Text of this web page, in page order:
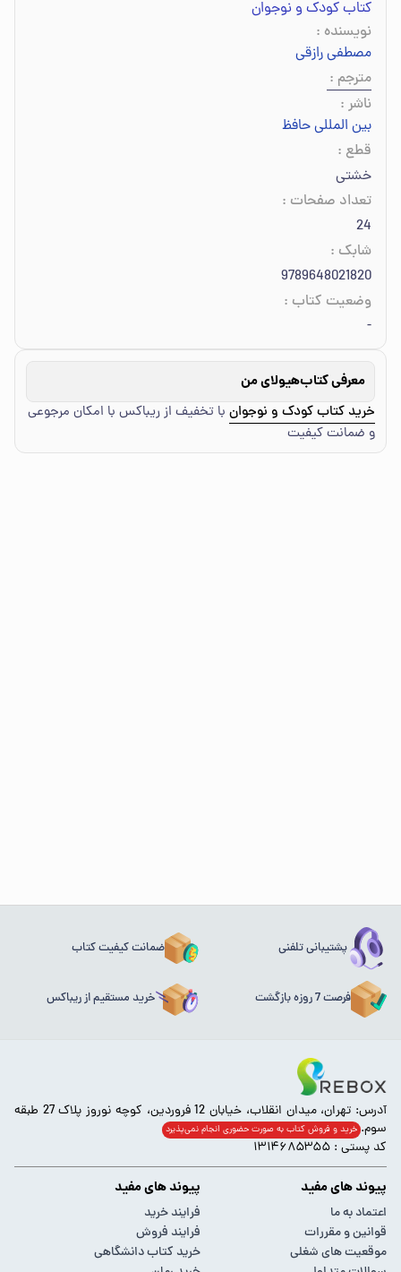
کتاب کودک و نوجوان
نویسنده :
مصطفی رازقی
مترجم :
ناشر :
بین المللی حافظ
قطع :
خشتی
تعداد صفحات :
24
شابک :
9789648021820
وضعیت کتاب :
-
معرفی کتابهیولای من
خرید کتاب کودک و نوجوان با تخفیف از ریباکس با امکان مرجوعی
و ضمانت کیفیت
پشتیبانی تلفنی ضمانت کیفیت کتاب
فرصت 7 روزه بازگشت خرید مستقیم از ریباکس
آدرس: تهران، میدان انقلاب، خیابان 12 فروردین، کوچه نوروز پلاک 27 طبقه
سوم. خرید و فروش کتاب به صورت حضوری انجام‌ نمی‌پذیرد
کد پستی : ۱۳۱۴۶۸۵۳۵۵
پیوند های مفید
اعتماد به ما
قوانین و مقررات
موقعیت های شغلی
پیوند های مفید
فرایند خرید
فرایند فروش
خرید کتاب دانشگاهی